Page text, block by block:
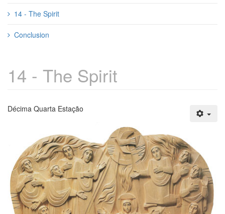
14 - The Spirit
Conclusion
14 - The Spirit
Décima Quarta Estação